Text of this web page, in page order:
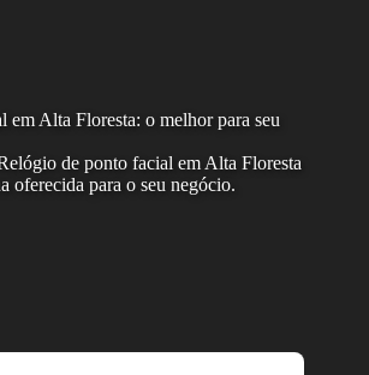
em Alta Floresta: o melhor para seu
de ponto facial em Alta Floresta
oferecida para o seu negócio.